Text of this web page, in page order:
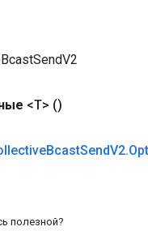
<T> ()
BcastSendV2.
полезной?